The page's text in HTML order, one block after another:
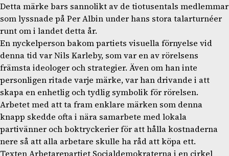
Detta märke bars sannolikt av de tiotusentals medlemmar
som lyssnade på Per Albin under hans stora talarturnéer
runt om i landet detta år.
En nyckelperson bakom partiets visuella förnyelse vid
denna tid var Nils Karleby, som var en av rörelsens
främsta ideologer och strategier. Även om han inte
personligen ritade varje märke, var han drivande i att
skapa en enhetlig och tydlig symbolik för rörelsen.
Arbetet med att ta fram enklare märken som denna
knapp skedde ofta i nära samarbete med lokala
partivänner och boktryckerier för att hålla kostnaderna
nere så att alla arbetare skulle ha råd att köpa ett.
Texten Arbetarepartiet Socialdemokraterna i en cirkel